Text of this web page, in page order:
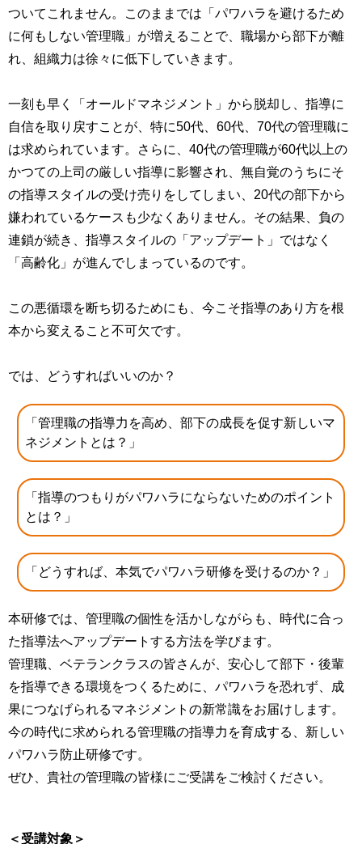
ついてこれません。このままでは「パワハラを避けるため
に何もしない管理職」が増えることで、職場から部下が離
れ、組織力は徐々に低下していきます。
一刻も早く「オールドマネジメント」から脱却し、指導に
自信を取り戻すことが、特に50代、60代、70代の管理職に
は求められています。さらに、40代の管理職が60代以上の
かつての上司の厳しい指導に影響され、無自覚のうちにそ
の指導スタイルの受け売りをしてしまい、20代の部下から
嫌われているケースも少なくありません。その結果、負の
連鎖が続き、指導スタイルの「アップデート」ではなく
「高齢化」が進んでしまっているのです。
この悪循環を断ち切るためにも、今こそ指導のあり方を根
本から変えること不可欠です。
では、どうすればいいのか？
「管理職の指導力を高め、部下の成長を促す新しいマ
ネジメントとは？」
「指導のつもりがパワハラにならないためのポイント
とは？」
「どうすれば、本気でパワハラ研修を受けるのか？」
本研修では、管理職の個性を活かしながらも、時代に合っ
た指導法へアップデートする方法を学びます。
管理職、ベテランクラスの皆さんが、安心して部下・後輩
を指導できる環境をつくるために、パワハラを恐れず、成
果につなげられるマネジメントの新常識をお届けします。
今の時代に求められる管理職の指導力を育成する、新しい
パワハラ防止研修です。
ぜひ、貴社の管理職の皆様にご受講をご検討ください。
＜受講対象＞